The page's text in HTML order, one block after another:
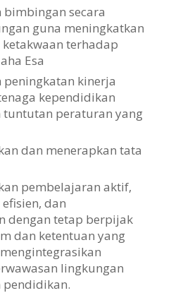
bimbingan secara
guna meningkatkan
terhadap
Esa
peningkatan kinerja
kependidikan
tuntutan peraturan yang
dan menerapkan tata
pembelajaran aktif,
dan
dengan tetap berpijak
dan ketentuan yang
lingkungan
pendidikan.